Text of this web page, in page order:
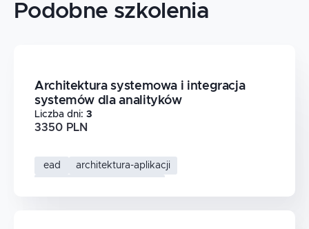
Podobne szkolenia
Architektura systemowa i integracja
systemów dla analityków
Liczba dni: 3
3350 PLN
ead
architektura-aplikacji